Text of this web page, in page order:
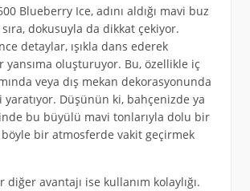
Blueberry Ice, adını aldığı mavi buz
dokusuyla da dikkat çekiyor.
detaylar, ışıkla dans ederek
yansıma oluşturuyor. Bu, özellikle iç
veya dış mekan dekorasyonunda
Düşünün ki, bahçenizde ya
bu büyülü mavi tonlarıyla dolu bir
bir atmosferde vakit geçirmek
avantajı ise kullanım kolaylığı.